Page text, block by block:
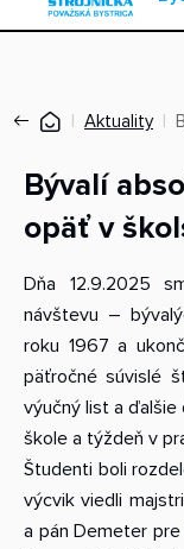
Aktuality
Bývalí
opäť v
Dňa 12.9.2025
návštevu –
roku 1967 a
päťročné súvislé
výučný list a
škole a týždeň v
Študenti boli
výcvik viedli
a pán Demeter